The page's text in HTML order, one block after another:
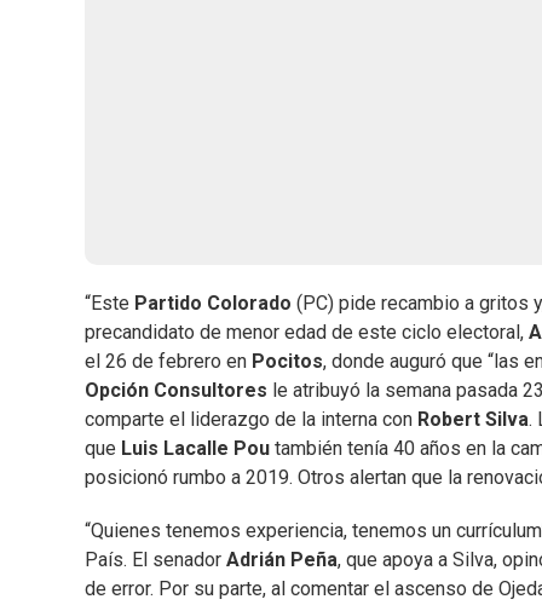
“Este Partido Colorado (PC) pide recambio a gritos
precandidato de menor edad de este ciclo electoral,
el 26 de febrero en Pocitos, donde auguró que “las
Opción Consultores le atribuyó la semana pasada
comparte el liderazgo de la interna con Robert Silva.
que Luis Lacalle Pou también tenía 40 años en la
posicionó rumbo a 2019. Otros alertan que la
“Quienes tenemos experiencia, tenemos un
País. El senador Adrián Peña, que apoya a Silva,
de error. Por su parte, al comentar el ascenso de